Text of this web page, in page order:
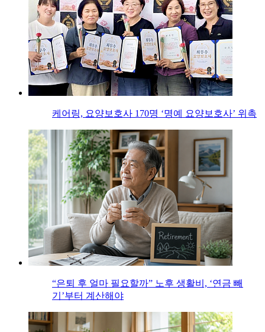
케어링, 요양보호사 170명 ‘명예 요양보호사’ 위촉
“은퇴 후 얼마 필요할까” 노후 생활비, ‘연금 빼
기’부터 계산해야